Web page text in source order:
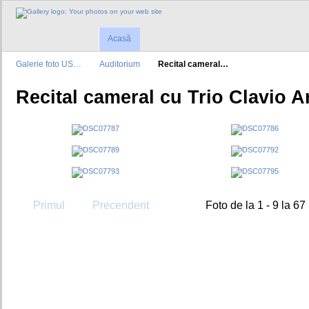
Acasă
Galerie foto US… Auditorium Recital cameral…
Recital cameral cu Trio Clavio
Primul Precendent Foto de la 1 - 9 la 67